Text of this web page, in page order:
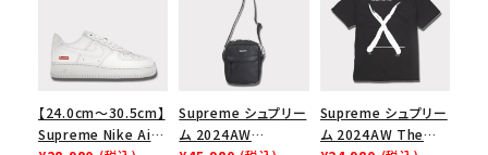
【24.0cm～30.5cm】
Supreme Nike Air
Supreme シュプリー
ム 2024AW
Supreme シュプリー
ム 2024AW The